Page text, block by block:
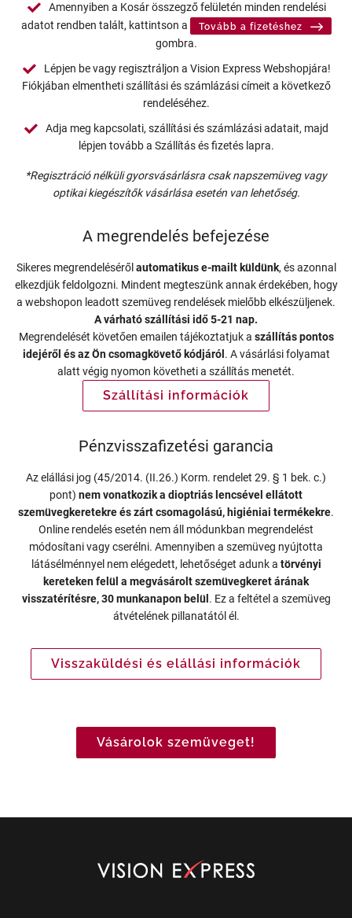
Amennyiben a Kosár összegző felületén minden rendelési
adatot rendben talált, kattintson a
Tovább a fizetéshez
gombra.
Lépjen be vagy regisztráljon a Vision Express Webshopjára!
Fiókjában elmentheti szállítási és számlázási címeit a következő
rendeléséhez.
Adja meg kapcsolati, szállítási és számlázási adatait, majd
lépjen tovább a Szállítás és fizetés lapra.
*Regisztráció nélküli gyorsvásárlásra csak napszemüveg vagy
optikai kiegészítők vásárlása esetén van lehetőség.
A megrendelés befejezése
Sikeres megrendeléséről automatikus e-mailt küldünk, és azonnal
elkezdjük feldolgozni. Mindent megteszünk annak érdekében, hogy
a webshopon leadott szemüveg rendelések mielőbb elkészüljenek.
A várható szállítási idő 5-21 nap.
Megrendelését követően emailen tájékoztatjuk a szállítás pontos
idejéről és az Ön csomagkövető kódjáról . A vásárlási folyamat
alatt végig nyomon követheti a szállítás menetét.
Szállítási információk
Pénzvisszafizetési garancia
Az elállási jog (45/2014. (II.26.) Korm. rendelet 29. § 1 bek. c.)
pont) nem vonatkozik a dioptriás lencsével ellátott
szemüvegkeretekre és zárt csomagolású, higiéniai termékekre.
Online rendelés esetén nem áll módunkban megrendelést
módosítani vagy cserélni. Amennyiben a szemüveg nyújtotta
látásélménnyel nem elégedett, lehetőséget adunk a törvényi
kereteken felül a megvásárolt szemüvegkeret árának
visszatérítésre, 30 munkanapon belül . Ez a feltétel a szemüveg
átvételének pillanatától él.
Visszaküldési és elállási információk
Vásárolok szemüveget!